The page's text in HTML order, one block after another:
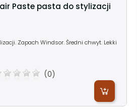
Paste pasta do stylizacji
Zapach Windsor. Średni chwyt. Lekki
(0)